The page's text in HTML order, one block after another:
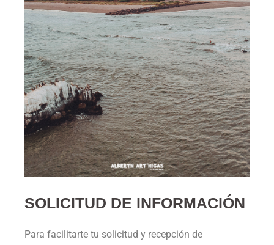
SOLICITUD DE INFORMACIÓN
Para facilitarte tu solicitud y recepción de